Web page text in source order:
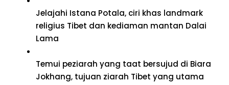
Jelajahi Istana Potala, ciri khas landmark
religius Tibet dan kediaman mantan Dalai
Lama
Temui peziarah yang taat bersujud di Biara
Jokhang, tujuan ziarah Tibet yang utama